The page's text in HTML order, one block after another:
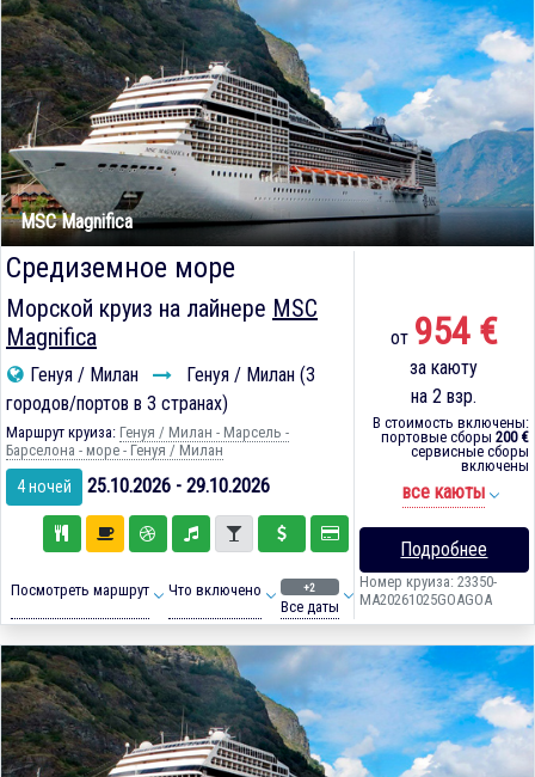
MSC Magnifica
Средиземное море
Морской круиз на лайнере MSC
Magnifica
Генуя / Милан
Генуя / Милан (3
городов/портов в 3 странах)
Маршрут круиза: Генуя / Милан - Марсель -
Барселона - море - Генуя / Милан
4 ночей 25.10.2026 - 29.10.2026
Посмотреть маршрут Что включено +2
Все даты
от 954 €
за каюту
на 2 взр.
В стоимость включены:
портовые сборы 200 €
сервисные сборы
включены
все каюты
Подробнее
Номер круиза: 23350-
MA20261025GOAGOA